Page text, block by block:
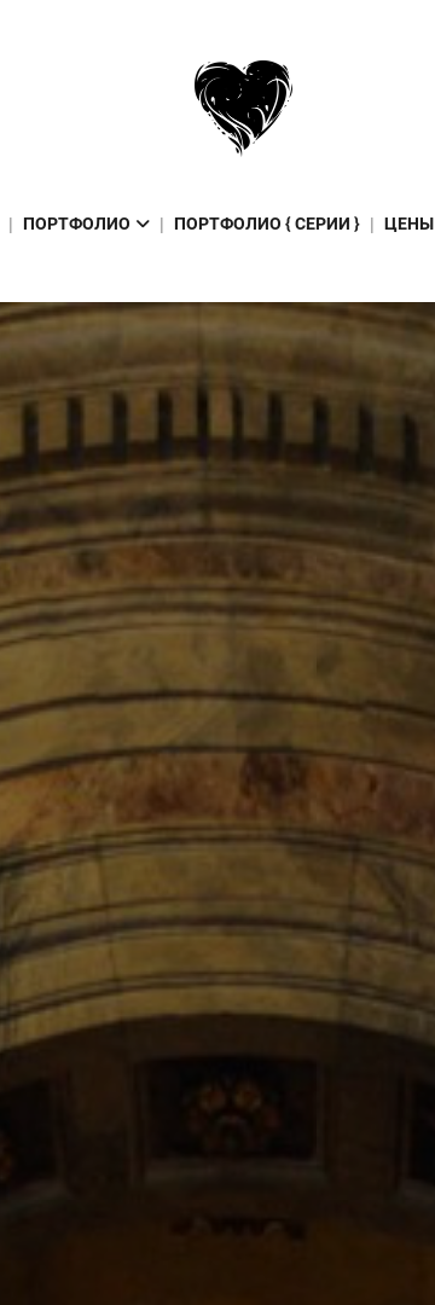
ПОРТФОЛИО ПОРТФОЛИО { СЕРИИ } ЦЕНЫ